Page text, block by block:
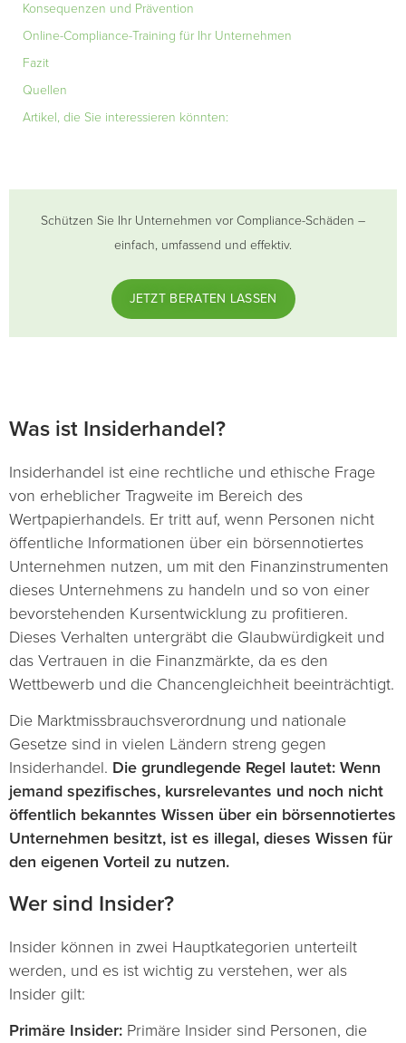
Konsequenzen und Prävention
Online-Compliance-Training für Ihr Unternehmen
Fazit
Quellen
Artikel, die Sie interessieren könnten:
Schützen Sie Ihr Unternehmen vor Compliance-Schäden –
einfach, umfassend und effektiv.
JETZT BERATEN LASSEN
Was ist Insiderhandel?
Insiderhandel ist eine rechtliche und ethische Frage
von erheblicher Tragweite im Bereich des
Wertpapierhandels. Er tritt auf, wenn Personen nicht
öffentliche Informationen über ein börsennotiertes
Unternehmen nutzen, um mit den Finanzinstrumenten
dieses Unternehmens zu handeln und so von einer
bevorstehenden Kursentwicklung zu profitieren.
Dieses Verhalten untergräbt die Glaubwürdigkeit und
das Vertrauen in die Finanzmärkte, da es den
Wettbewerb und die Chancengleichheit beeinträchtigt.
Die Marktmissbrauchsverordnung und nationale
Gesetze sind in vielen Ländern streng gegen
Insiderhandel. Die grundlegende Regel lautet: Wenn
jemand spezifisches, kursrelevantes und noch nicht
öffentlich bekanntes Wissen über ein börsennotiertes
Unternehmen besitzt, ist es illegal, dieses Wissen für
den eigenen Vorteil zu nutzen.
Wer sind Insider?
Insider können in zwei Hauptkategorien unterteilt
werden, und es ist wichtig zu verstehen, wer als
Insider gilt:
Primäre Insider: Primäre Insider sind Personen, die